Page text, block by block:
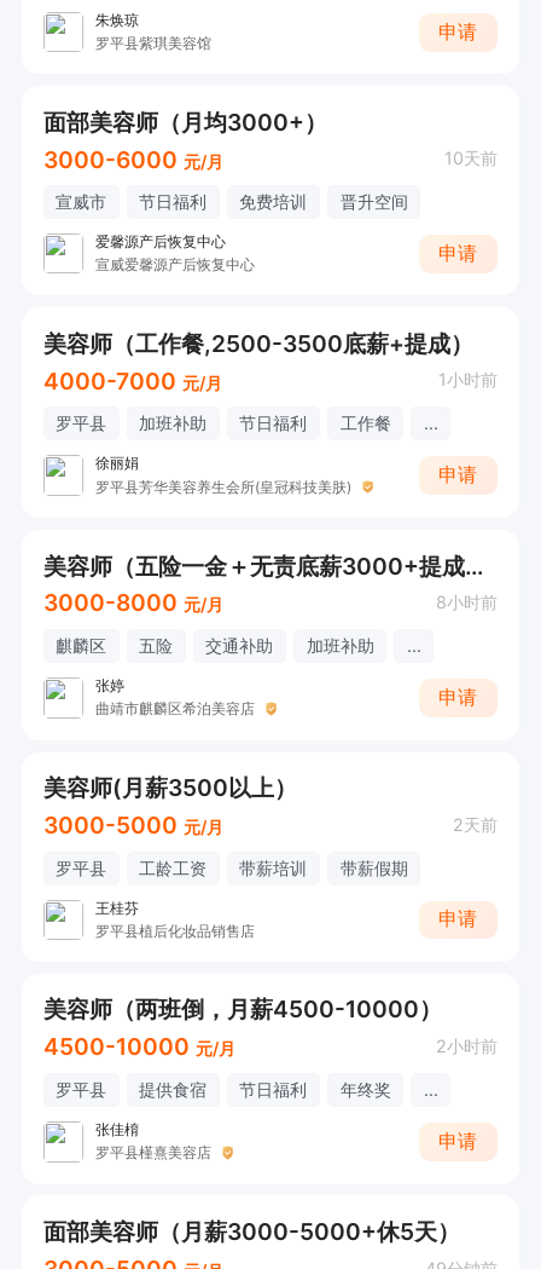
朱焕琼
罗平县紫琪美容馆
申请
面部美容师（月均3000+）
3000-6000 元/月 10天前
宣威市 节日福利 免费培训 晋升空间
爱馨源产后恢复中心
宣威爱馨源产后恢复中心
申请
美容师（工作餐,2500-3500底薪+提成）
4000-7000 元/月 1小时前
罗平县 加班补助 节日福利 工作餐 ...
徐丽娟
罗平县芳华美容养生会所(皇冠科技美肤)
申请
美容师（五险一金＋无责底薪3000+提成+法定节假日休息）
3000-8000 元/月 8小时前
麒麟区 五险 交通补助 加班补助 ...
张婷
曲靖市麒麟区希泊美容店
申请
美容师(月薪3500以上）
3000-5000 元/月 2天前
罗平县 工龄工资 带薪培训 带薪假期
王桂芬
罗平县植后化妆品销售店
申请
美容师（两班倒，月薪4500-10000）
4500-10000 元/月 2小时前
罗平县 提供食宿 节日福利 年终奖 ...
张佳棛
罗平县槿熹美容店
申请
面部美容师（月薪3000-5000+休5天）